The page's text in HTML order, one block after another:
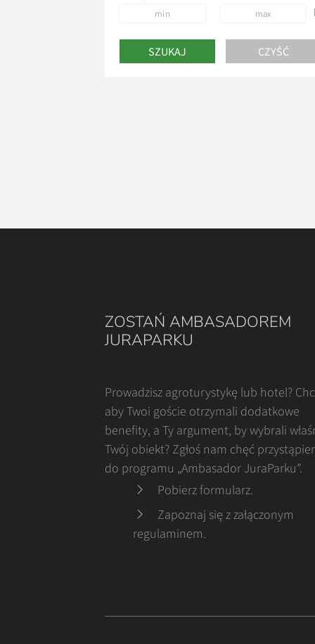
ZOSTAŃ AMBASADOREM
JURAPARKU
Prowadzisz agroturystykę lub hotel?
aby Twoi goście otrzymali dodatkowe
benefity, a Ty argument, by wybrali
Twój obiekt? Zgłoś nam chęć
do programu „Ambasador JuraParku”.
Pobierz formularz.
Zapoznaj się z załączonym
regulaminem.